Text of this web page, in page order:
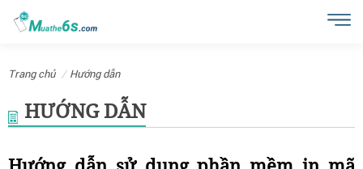
Trang chủ Hướng dẫn
HƯỚNG DẪN